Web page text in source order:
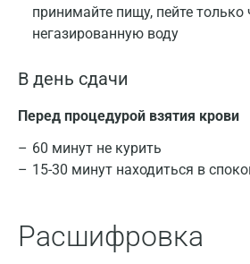
принимайте пищу, пейте только
негазированную воду
В день сдачи
Перед процедурой взятия крови
60 минут не курить
15-30 минут находиться в
Расшифровка